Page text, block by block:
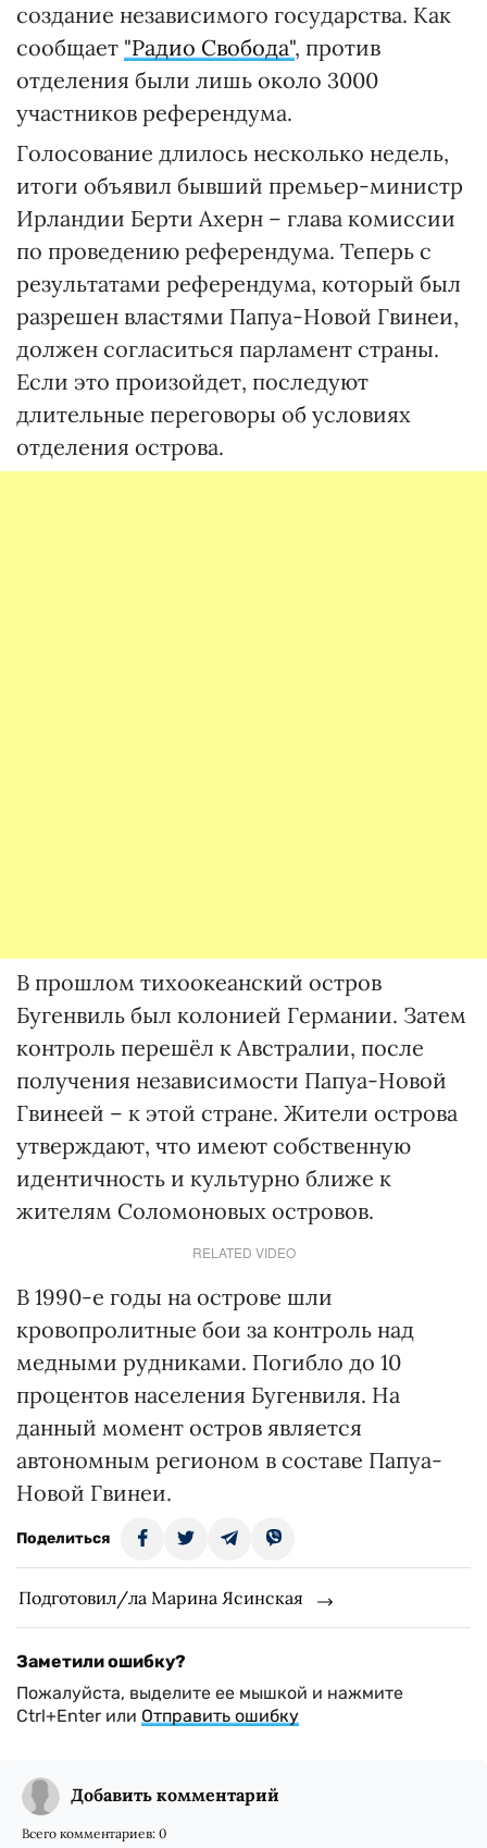
создание независимого государства. Как
сообщает "Радио Свобода", против
отделения были лишь около 3000
участников референдума.
Голосование длилось несколько недель,
итоги объявил бывший премьер-министр
Ирландии Берти Ахерн – глава комиссии
по проведению референдума. Теперь с
результатами референдума, который был
разрешен властями Папуа-Новой Гвинеи,
должен согласиться парламент страны.
Если это произойдет, последуют
длительные переговоры об условиях
отделения острова.
В прошлом тихоокеанский остров
Бугенвиль был колонией Германии. Затем
контроль перешёл к Австралии, после
получения независимости Папуа-Новой
Гвинеей – к этой стране. Жители острова
утверждают, что имеют собственную
идентичность и культурно ближе к
жителям Соломоновых островов.
RELATED VIDEO
В 1990-е годы на острове шли
кровопролитные бои за контроль над
медными рудниками. Погибло до 10
процентов населения Бугенвиля. На
данный момент остров является
автономным регионом в составе Папуа-
Новой Гвинеи.
Поделиться
Подготовил/ла Марина Ясинская
Заметили ошибку?
Пожалуйста, выделите ее мышкой и нажмите
Ctrl+Enter или Отправить ошибку
Добавить комментарий
Всего комментариев: 0